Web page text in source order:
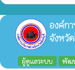
องค์ก
จังหวั
ผู้ดูแลระบบ พัฒ